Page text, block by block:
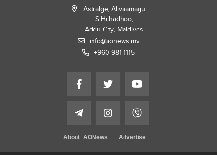
Astralge, Alivaamagu
S.Hithadhoo,
Addu City, Maldives
info@aonews.mv
+960 981-1115
About AONews Advertise